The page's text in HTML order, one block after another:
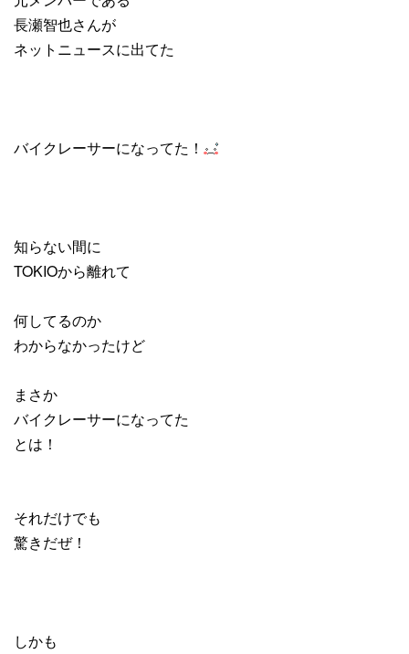
長瀬智也さんが
ネットニュースに出てた
バイクレーサーになってた！
知らない間に
TOKIOから離れて
何してるのか
わからなかったけど
まさか
バイクレーサーになってた
とは！
それだけでも
驚きだぜ！
しかも